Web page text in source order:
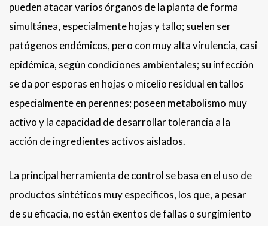
pueden atacar varios órganos de la planta de forma
simultánea, especialmente hojas y tallo; suelen ser
patógenos endémicos, pero con muy alta virulencia, casi
epidémica, según condiciones ambientales; su infección
se da por esporas en hojas o micelio residual en tallos
especialmente en perennes; poseen metabolismo muy
activo y la capacidad de desarrollar tolerancia a la
acción de ingredientes activos aislados.
La principal herramienta de control se basa en el uso de
productos sintéticos muy específicos, los que, a pesar
de su eficacia, no están exentos de fallas o surgimiento